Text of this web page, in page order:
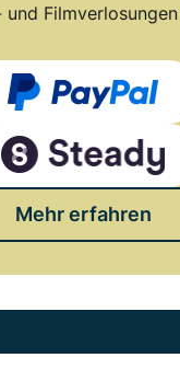
und
Mehr erfahren